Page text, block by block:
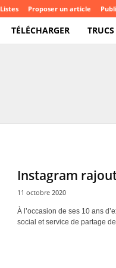
Listes Proposer un article
TÉLÉCHARGER
Instagram
11 octobre 2020
À l’occasion de ses 10 ans
social et service de partage